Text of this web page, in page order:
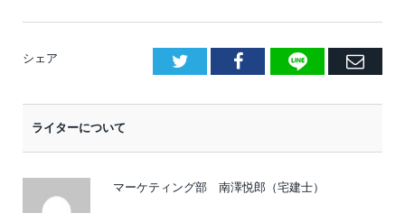
シェア Facebook
LINE
E
ライターについて
マーケティング部 南澤悦郎（宅建士）